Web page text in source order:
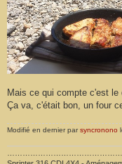
Mais ce qui compte c'est le
Ça va, c'était bon, un four
Modifié en dernier parsyncronono